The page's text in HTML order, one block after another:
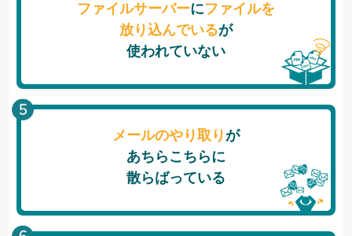
ファイルサーバーにファイルを
放り込んでいるが
使われていない
メールのやり取り が
あちらこちらに
散らばっている